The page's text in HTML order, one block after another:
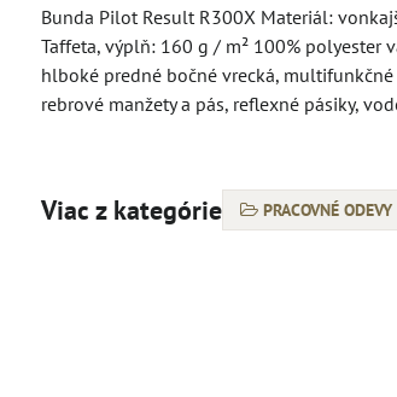
Bunda Pilot Result R300X Materiál:
Taffeta, výplň: 160 g / m² 100% polyester
hlboké predné bočné vrecká,
rebrové manžety a pás, reflexné pásiky,
Viac z kategórie PRACOVNÉ ODEVY